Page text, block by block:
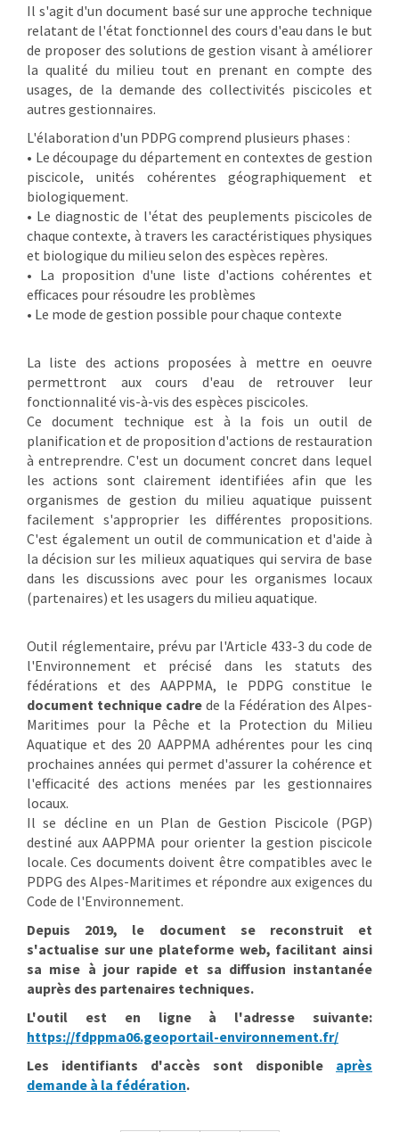
Il s'agit d'un document basé sur une approche technique
relatant de l'état fonctionnel des cours d'eau dans le but
de proposer des solutions de gestion visant à améliorer
la qualité du milieu tout en prenant en compte des
usages, de la demande des collectivités piscicoles et
autres gestionnaires.
L'élaboration d'un PDPG comprend plusieurs phases :
• Le découpage du département en contextes de gestion
piscicole, unités cohérentes géographiquement et
biologiquement.
• Le diagnostic de l'état des peuplements piscicoles de
chaque contexte, à travers les caractéristiques physiques
et biologique du milieu selon des espèces repères.
• La proposition d'une liste d'actions cohérentes et
efficaces pour résoudre les problèmes
• Le mode de gestion possible pour chaque contexte
La liste des actions proposées à mettre en oeuvre
permettront aux cours d'eau de retrouver leur
fonctionnalité vis-à-vis des espèces piscicoles.
Ce document technique est à la fois un outil de
planification et de proposition d'actions de restauration
à entreprendre. C'est un document concret dans lequel
les actions sont clairement identifiées afin que les
organismes de gestion du milieu aquatique puissent
facilement s'approprier les différentes propositions.
C'est également un outil de communication et d'aide à
la décision sur les milieux aquatiques qui servira de base
dans les discussions avec pour les organismes locaux
(partenaires) et les usagers du milieu aquatique.
Outil réglementaire, prévu par l'Article 433-3 du code de
l'Environnement et précisé dans les statuts des
fédérations et des AAPPMA, le PDPG constitue le
document technique cadre de la Fédération des Alpes-
Maritimes pour la Pêche et la Protection du Milieu
Aquatique et des 20 AAPPMA adhérentes pour les cinq
prochaines années qui permet d'assurer la cohérence et
l'efficacité des actions menées par les gestionnaires
locaux.
Il se décline en un Plan de Gestion Piscicole (PGP)
destiné aux AAPPMA pour orienter la gestion piscicole
locale. Ces documents doivent être compatibles avec le
PDPG des Alpes-Maritimes et répondre aux exigences du
Code de l'Environnement.
Depuis 2019, le document se reconstruit et
s'actualise sur une plateforme web, facilitant ainsi
sa mise à jour rapide et sa diffusion instantanée
auprès des partenaires techniques.
L'outil est en ligne à l'adresse suivante:
https://fdppma06.geoportail-environnement.fr/
Les identifiants d'accès sont disponible après
demande à la fédération.